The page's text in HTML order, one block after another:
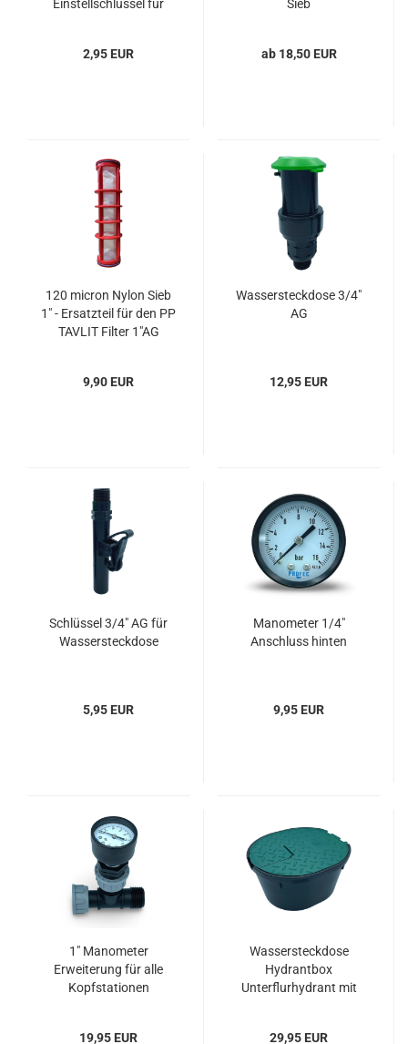
Einstellschlüssel für
2,95 EUR
Sieb
ab 18,50 EUR
120 micron Nylon Sieb
1" - Ersatzteil für den PP
TAVLIT Filter 1"AG
9,90 EUR
Wassersteckdose 3/4"
AG
12,95 EUR
Schlüssel 3/4" AG für
Wassersteckdose
5,95 EUR
Manometer 1/4"
Anschluss hinten
9,95 EUR
1" Manometer
Erweiterung für alle
Kopfstationen
19,95 EUR
Wassersteckdose
Hydrantbox
Unterflurhydrant mit
29,95 EUR